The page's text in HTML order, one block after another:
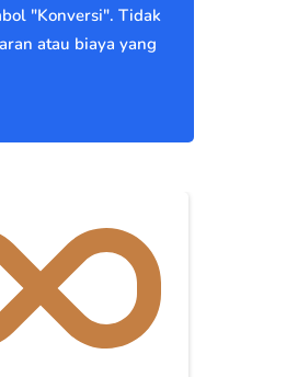
"Konversi". Tidak
atau biaya yang